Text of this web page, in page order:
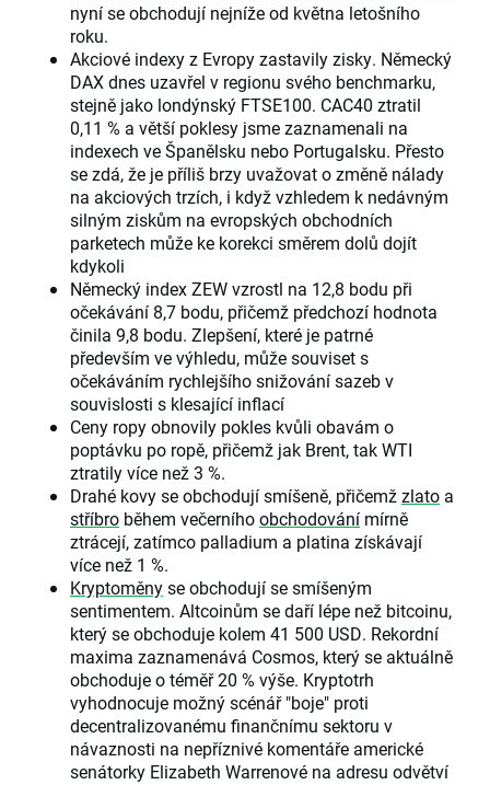
nyní se obchodují nejníže od května letošního
roku.
Akciové indexy z Evropy zastavily zisky. Německý
DAX dnes uzavřel v regionu svého benchmarku,
stejně jako londýnský FTSE100. CAC40 ztratil
0,11 % a větší poklesy jsme zaznamenali na
indexech ve Španělsku nebo Portugalsku. Přesto
se zdá, že je příliš brzy uvažovat o změně nálady
na akciových trzích, i když vzhledem k nedávným
silným ziskům na evropských obchodních
parketech může ke korekci směrem dolů dojít
kdykoli
Německý index ZEW vzrostl na 12,8 bodu při
očekávání 8,7 bodu, přičemž předchozí hodnota
činila 9,8 bodu. Zlepšení, které je patrné
především ve výhledu, může souviset s
očekáváním rychlejšího snižování sazeb v
souvislosti s klesající inflací
Ceny ropy obnovily pokles kvůli obavám o
poptávku po ropě, přičemž jak Brent, tak WTI
ztratily více než 3 %.
Drahé kovy se obchodují smíšeně, přičemžzlato a
stříbro během večerníhoobchodování mírně
ztrácejí, zatímco palladium a platina získávají
více než 1 %.
Kryptoměnyse obchodují se smíšeným
sentimentem. Altcoinům se daří lépe než bitcoinu,
který se obchoduje kolem 41 500 USD. Rekordní
maxima zaznamenává Cosmos, který se aktuálně
obchoduje o téměř 20 % výše. Kryptotrh
vyhodnocuje možný scénář "boje" proti
decentralizovanému finančnímu sektoru v
návaznosti na nepříznivé komentáře americké
senátorky Elizabeth Warrenové na adresu odvětví